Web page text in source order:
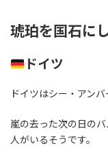
琥珀を国石に
ドイツ
ドイツはシー・アンバ
嵐の去った次の日の
人がいるそうです。